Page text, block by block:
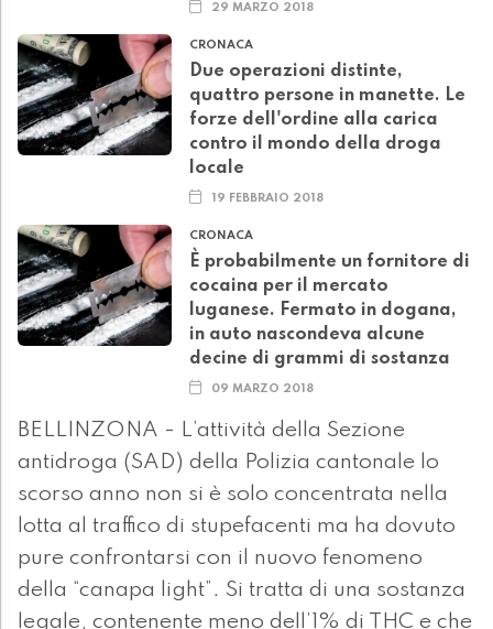
29 MARZO 2018
CRONACA
Due operazioni distinte,
quattro persone in manette. Le
forze dell'ordine alla carica
contro il mondo della droga
locale
19 FEBBRAIO 2018
CRONACA
È probabilmente un fornitore di
cocaina per il mercato
luganese. Fermato in dogana,
in auto nascondeva alcune
decine di grammi di sostanza
09 MARZO 2018
BELLINZONA - L’attività della Sezione
antidroga (SAD) della Polizia cantonale lo
scorso anno non si è solo concentrata nella
lotta al traffico di stupefacenti ma ha dovuto
pure confrontarsi con il nuovo fenomeno
della “canapa light”. Si tratta di una sostanza
legale, contenente meno dell’1% di THC e che